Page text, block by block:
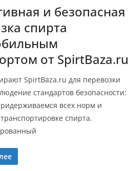
и безопасная
спирта
от SpirtBaza.ru
SpirtBaza.ru для перевозки
стандартов безопасности:
всех норм и
спирта.